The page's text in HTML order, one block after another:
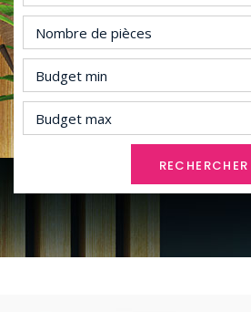
Nombre de pièces
Budget min
Budget max
RECHERCHER